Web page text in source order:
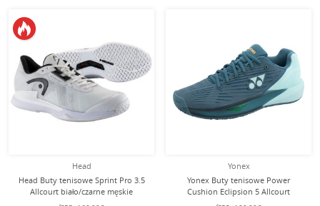
Head
Head Buty tenisowe Sprint Pro 3.5
Allcourt biało/czarne męskie
Yonex
Yonex Buty tenisowe Power
Cushion Eclipsion 5 Allcourt
(Stabilność) 2024 niebiesko-zielone